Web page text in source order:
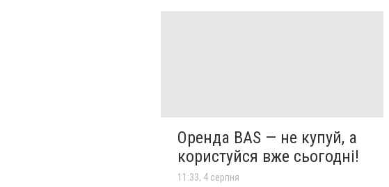
Оренда BAS — не купуй, а
користуйся вже сьогодні!
11:33, 4 серпня